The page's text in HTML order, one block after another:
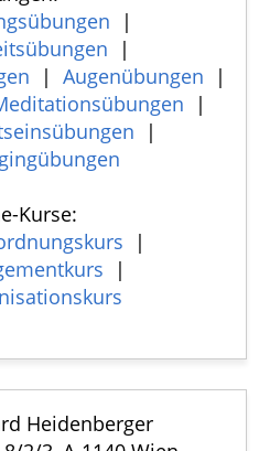
|
|
| Augenübungen |
|
|
Kurse:
|
|
Heidenberger